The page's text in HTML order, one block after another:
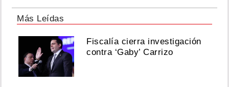
Más Leídas
Fiscalía cierra investigación
contra ‘Gaby’ Carrizo